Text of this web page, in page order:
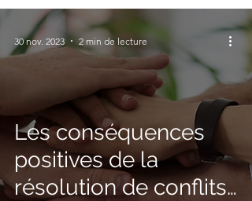
Les conséquences
positives de la
résolution de conflits
30 nov. 2023 2 min de lecture